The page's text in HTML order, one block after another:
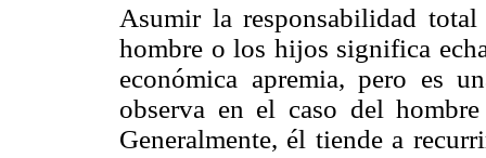
Asumir la responsabilidad
hombre o los hijos significa
económica apremia, pero es
observa en el caso del
Generalmente, él tiende a